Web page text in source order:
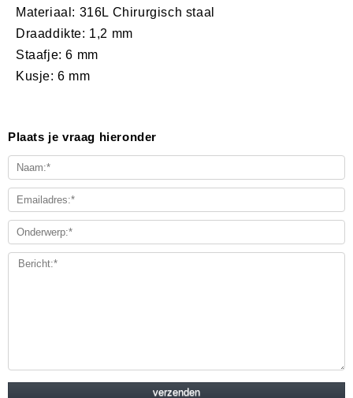
Materiaal: 316L Chirurgisch staal
Draaddikte: 1,2 mm
Staafje: 6 mm
Kusje: 6 mm
Plaats je vraag hieronder